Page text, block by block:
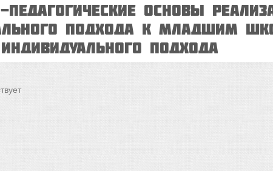
педагогические основы
подхода к младшим
подхода